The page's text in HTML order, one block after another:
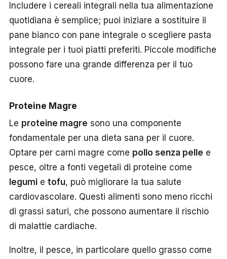
Includere i cereali integrali nella tua alimentazione
quotidiana è semplice; puoi iniziare a sostituire il
pane bianco con pane integrale o scegliere pasta
integrale per i tuoi piatti preferiti. Piccole modifiche
possono fare una grande differenza per il tuo
cuore.
Proteine Magre
Le proteine magre sono una componente
fondamentale per una dieta sana per il cuore.
Optare per carni magre come pollo senza pelle e
pesce, oltre a fonti vegetali di proteine come
legumie tofu, può migliorare la tua salute
cardiovascolare. Questi alimenti sono meno ricchi
di grassi saturi, che possono aumentare il rischio
di malattie cardiache.
Inoltre, il pesce, in particolare quello grasso come